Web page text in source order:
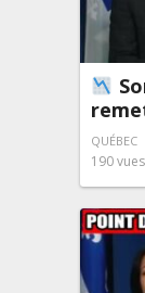
QUÉBEC
190vues